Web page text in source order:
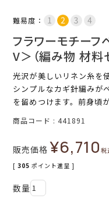
難易度：
フラワーモチーフ
V＞（編み物 材料
光沢が美しいリネン糸を
シンプルなカギ針編みが
を留めつけます。前身頃
商品コード 441891
販売価格 ¥6,710税
[ 305 ポイント進呈 ]